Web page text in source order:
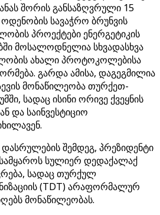
შორის განსაზღვრული 15
სავაჭრო ბრუნვის
პროექტები ენერგეტიკის
მოსალოდნელია სხვადასხვა
ახალი პროტოკოლებისა
გარდა ამისა, დაგეგმილია
მონაწილეობა თურქეთ-
სადაც ისინი ორივე ქვეყნის
და საინვესტიციო
დასრულების შემდეგ, პრეზიდენტი
სულიერ დედაქალაქ
სადაც თურქულ
(TDT) არაფორმალურ
მონაწილეობას.